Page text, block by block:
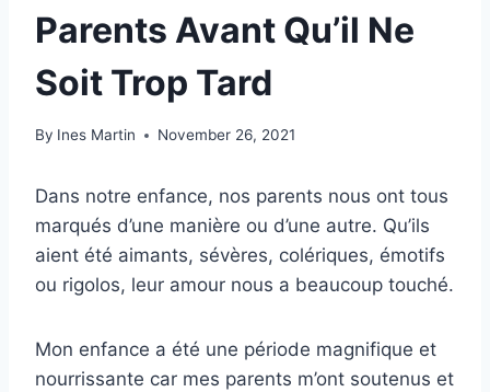
Parents Avant Qu’il Ne
Soit Trop Tard
By Ines Martin November 26, 2021
Dans notre enfance, nos parents nous ont tous
marqués d’une manière ou d’une autre. Qu’ils
aient été aimants, sévères, colériques, émotifs
ou rigolos, leur amour nous a beaucoup touché.
Mon enfance a été une période magnifique et
nourrissante car mes parents m’ont soutenus et